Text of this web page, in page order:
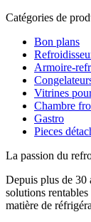
Catégories de
Bon plans
Armoire-
Vitrines
Chambre
Gastro
Pieces
La passion du
Depuis plus de
solutions
matière de